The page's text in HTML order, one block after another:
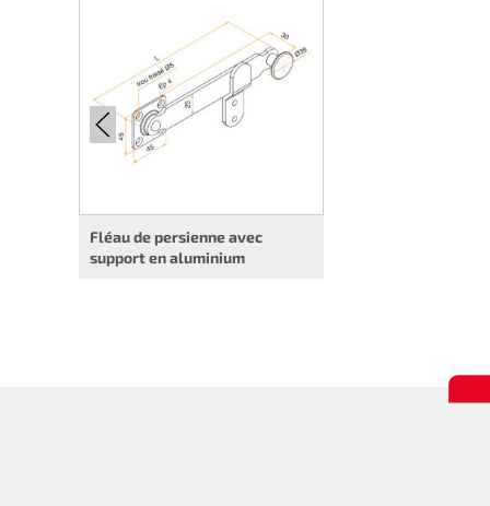
Fléau de persienne avec
support en aluminium